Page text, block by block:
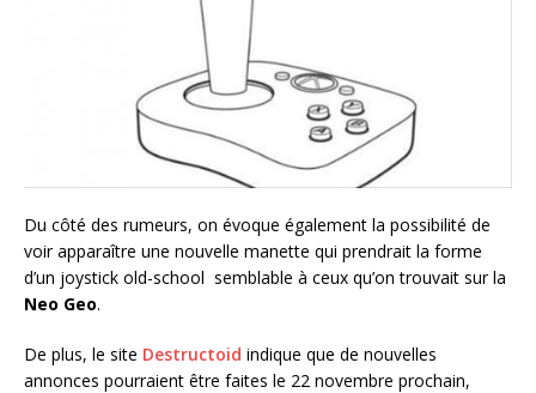
Du côté des rumeurs, on évoque également la possibilité de
voir apparaître une nouvelle manette qui prendrait la forme
d’un joystick old-school semblable à ceux qu’on trouvait sur la
Neo Geo.
De plus, le site Destructoid indique que de nouvelles
annonces pourraient être faites le 22 novembre prochain,